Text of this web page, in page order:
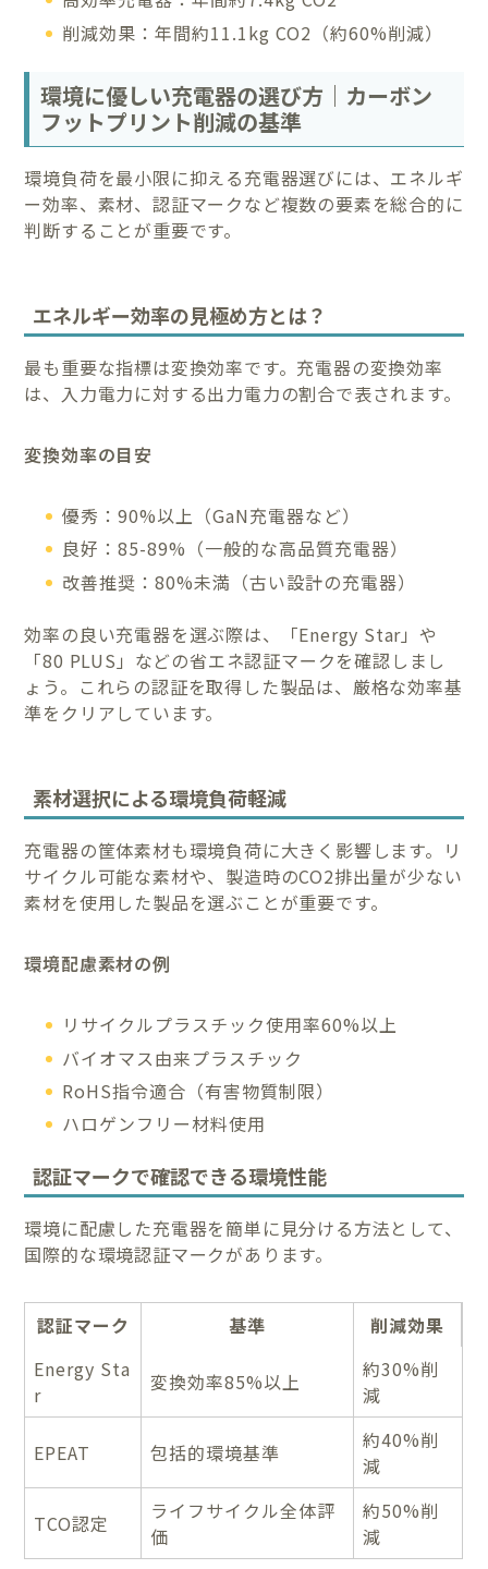
削減効果：年間約11.1kg CO2（約60%削減）
環境に優しい充電器の選び方｜カーボン
フットプリント削減の基準
環境負荷を最小限に抑える充電器選びには、エネルギ
ー効率、素材、認証マークなど複数の要素を総合的に
判断することが重要です。
エネルギー効率の見極め方とは？
最も重要な指標は変換効率です。充電器の変換効率
は、入力電力に対する出力電力の割合で表されます。
変換効率の目安
優秀：90%以上（GaN充電器など）
良好：85-89%（一般的な高品質充電器）
改善推奨：80%未満（古い設計の充電器）
効率の良い充電器を選ぶ際は、「Energy Star」や
「80 PLUS」などの省エネ認証マークを確認しまし
ょう。これらの認証を取得した製品は、厳格な効率基
準をクリアしています。
素材選択による環境負荷軽減
充電器の筐体素材も環境負荷に大きく影響します。リ
サイクル可能な素材や、製造時のCO2排出量が少ない
素材を使用した製品を選ぶことが重要です。
環境配慮素材の例
リサイクルプラスチック使用率60%以上
バイオマス由来プラスチック
RoHS指令適合（有害物質制限）
ハロゲンフリー材料使用
認証マークで確認できる環境性能
環境に配慮した充電器を簡単に見分ける方法として、
国際的な環境認証マークがあります。
認証マーク 基準
削減効果
Energy Sta
r
変換効率85%以上
約30%削
減
EPEAT 包括的環境基準
約40%削
減
TCO認定
ライフサイクル全体評
価
約50%削
減